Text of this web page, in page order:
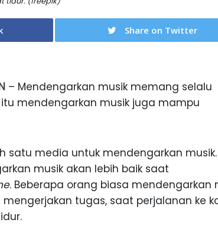
Share on Twitter
– Mendengarkan musik memang selalu
mendengarkan musik juga mampu
satu media untuk mendengarkan musik.
musik akan lebih baik saat
. Beberapa orang biasa mendengarkan
tugas, saat perjalanan ke